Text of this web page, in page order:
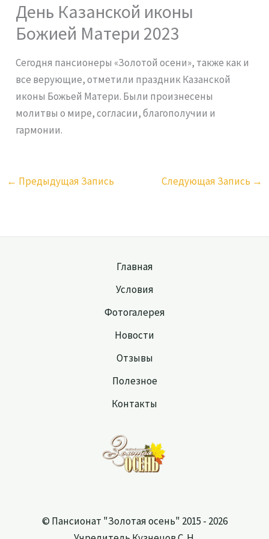
День Казанской иконы
Божией Матери 2023
Сегодня пансионеры «Золотой осени», также как и
все верующие, отметили праздник Казанской
иконы Божьей Матери. Были произнесены
молитвы о мире, согласии, благополучии и
гармонии.
← Предыдущая Запись Следующая Запись →
Главная
Условия
Фотогалерея
Новости
Отзывы
Полезное
Контакты
© Пансионат "Золотая осень" 2015 - 2026